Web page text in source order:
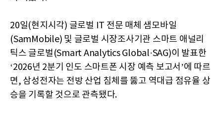
20일(현지시각) 글로벌 IT 전문 매체 샘모바일
(SamMobile) 및 글로벌 시장조사기관 스마트 애널리
틱스 글로벌(Smart Analytics Global·SAG)이 발표한
‘2026년 2분기 인도 스마트폰 시장 예측 보고서’에 따르
면, 삼성전자는 전방 산업 침체를 뚫고 역대급 점유율 상
승을 기록할 것으로 관측됐다.